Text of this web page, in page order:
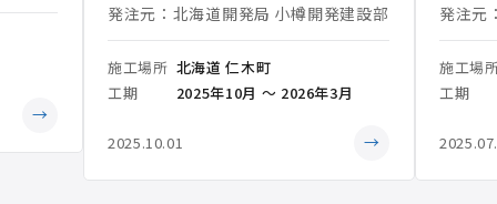
→
発注元：北海道開発局 小樽開発建設部
施工場所 北海道 仁木町
工期
2025年10月 ～ 2026年3月
2025.10.01 →
発注元
施工場
工期